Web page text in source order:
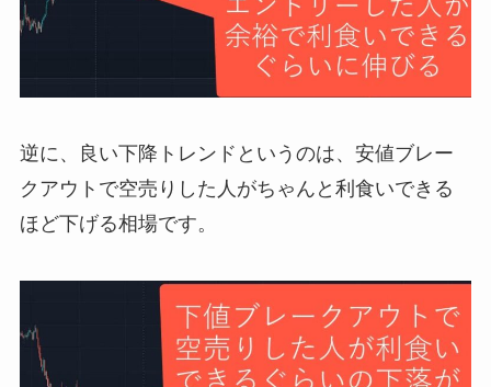
逆に、良い下降トレンドというのは、安値ブレー
クアウトで空売りした人がちゃんと利食いできる
ほど下げる相場です。